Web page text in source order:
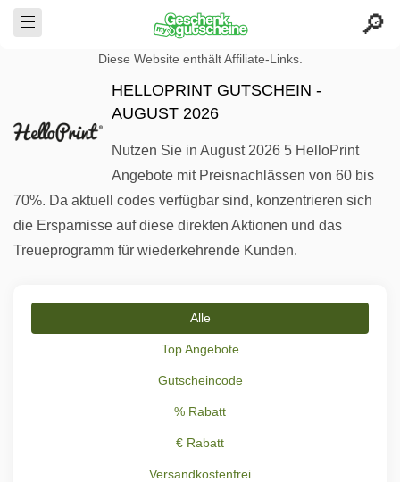
Diese Website enthält Affiliate-Links.
HELLOPRINT GUTSCHEIN -
AUGUST 2026
Nutzen Sie in August 2026 5 HelloPrint
Angebote mit Preisnachlässen von 60 bis
70%. Da aktuell codes verfügbar sind, konzentrieren sich
die Ersparnisse auf diese direkten Aktionen und das
Treueprogramm für wiederkehrende Kunden.
Alle
Top Angebote
Gutscheincode
% Rabatt
€ Rabatt
Versandkostenfrei